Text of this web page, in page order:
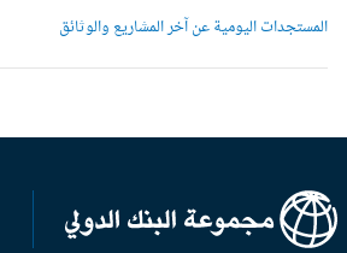
المستجدات اليومية عن آخر المشاريع والوثائق